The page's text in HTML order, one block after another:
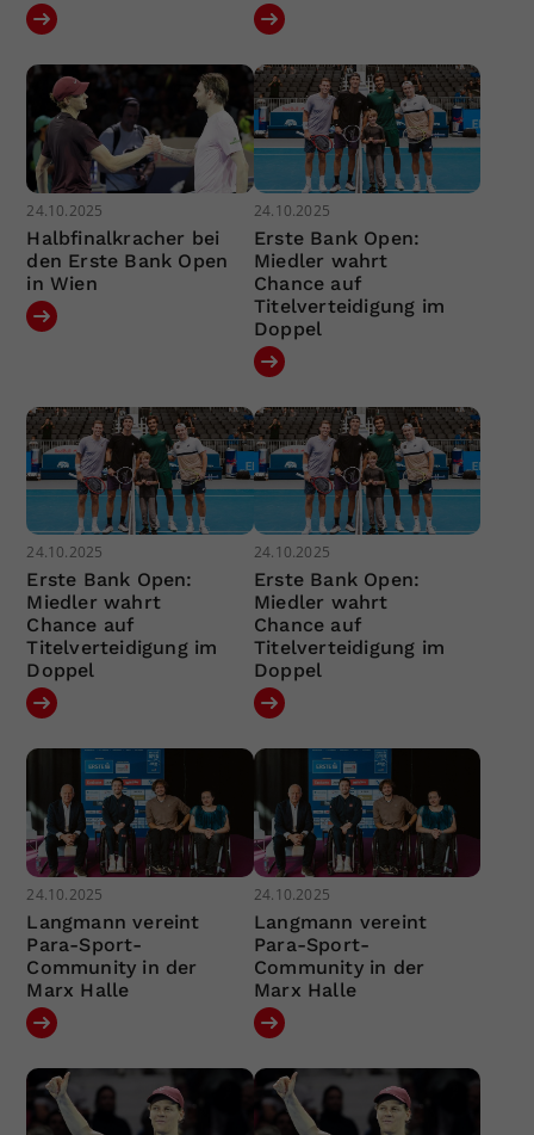
24.10.2025
Halbfinalkracher bei
den Erste Bank Open
in Wien
24.10.2025
Erste Bank Open:
Miedler wahrt
Chance auf
Titelverteidigung im
Doppel
24.10.2025
Erste Bank Open:
Miedler wahrt
Chance auf
Titelverteidigung im
Doppel
24.10.2025
Erste Bank Open:
Miedler wahrt
Chance auf
Titelverteidigung im
Doppel
24.10.2025
Langmann vereint
Para-Sport-
Community in der
Marx Halle
24.10.2025
Langmann vereint
Para-Sport-
Community in der
Marx Halle